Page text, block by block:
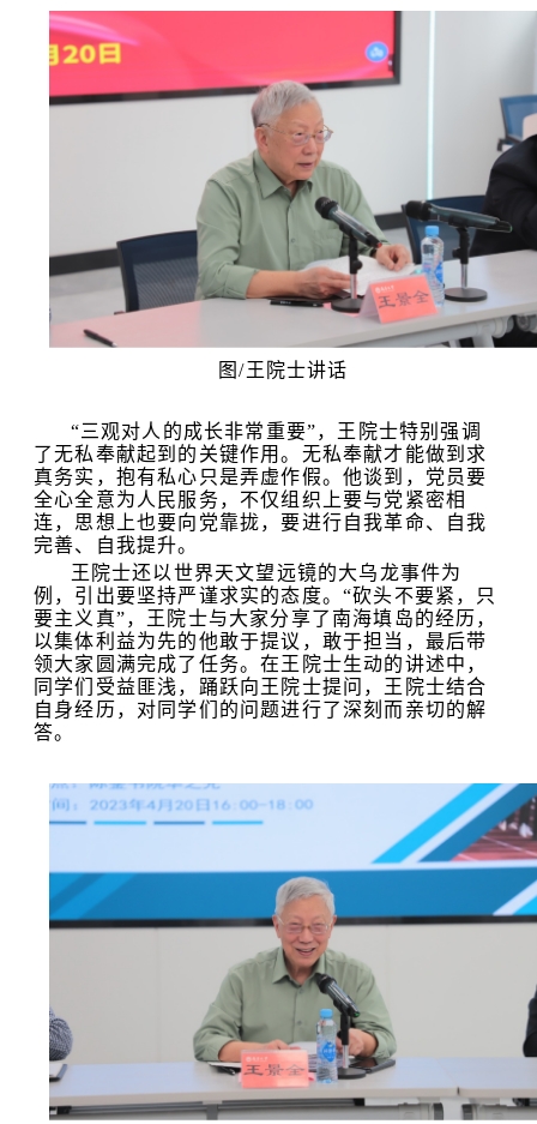
图/王院士讲话
“三观对人的成长非常重要”，王院士特别强调
了无私奉献起到的关键作用。无私奉献才能做到求
真务实，抱有私心只是弄虚作假。他谈到，党员要
全心全意为人民服务，不仅组织上要与党紧密相
连，思想上也要向党靠拢，要进行自我革命、自我
完善、自我提升。
王院士还以世界天文望远镜的大乌龙事件为
例，引出要坚持严谨求实的态度。“砍头不要紧，只
要主义真”，王院士与大家分享了南海填岛的经历，
以集体利益为先的他敢于提议，敢于担当，最后带
领大家圆满完成了任务。在王院士生动的讲述中，
同学们受益匪浅，踊跃向王院士提问，王院士结合
自身经历，对同学们的问题进行了深刻而亲切的解
答。